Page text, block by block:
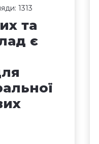
1313
та
є